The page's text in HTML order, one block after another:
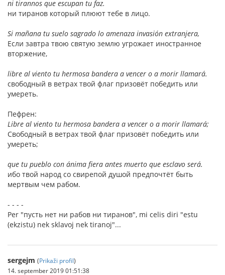
ni tirannos que escupan tu faz.
ни тиранов который плюют тебе в лицо.
Si mañana tu suelo sagrado lo amenaza invasión extranjera,
Если завтра твою святую землю угрожает иностранное
вторжение,
libre al viento tu hermosa bandera a vencer o a morir llamará.
свободный в ветрах твой флаг призовёт победить или
умереть.
Пефрен:
Libre al viento tu hermosa bandera a vencer o a morir llamará;
Свободный в ветрах твой флаг призовёт победить или
умереть;
que tu pueblo con ánima fiera antes muerto que esclavo será.
ибо твой народ со свирепой душой предпочтёт быть
мертвым чем рабом.
- - - -
Per "пусть нет ни рабов ни тиранов", mi celis diri "estu
(ekzistu) nek sklavoj nek tiranoj"...
sergejm (Prikaži profil)
14. september 2019 01:51:38